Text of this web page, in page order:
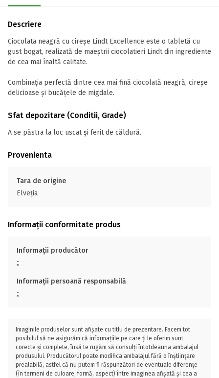
Descriere
Ciocolata neagră cu cireșe Lindt Excellence este o tabletă cu
gust bogat, realizată de maeștrii ciocolatieri Lindt din ingrediente
de cea mai înaltă calitate.
Combinația perfectă dintre cea mai fină ciocolată neagră, cireșe
delicioase și bucățele de migdale.
Sfat depozitare (Conditii, Grade)
A se păstra la loc uscat și ferit de căldură.
Provenienta
Tara de origine
Elveţia
Informații conformitate produs
Informații producător
;;
Informații persoană responsabilă
;;
Imaginile produselor sunt afișate cu titlu de prezentare. Facem tot
posibilul să ne asigurăm că informațiile pe care ți le oferim sunt
corecte și complete, însă te rugăm să consulți întotdeauna ambalajul
produsului. Producătorul poate modifica ambalajul fără o înștiințare
prealabilă, astfel că nu putem fi răspunzători de eventuale diferențe
(în termeni de culoare, formă, aspect) între imaginea afișată și cea a